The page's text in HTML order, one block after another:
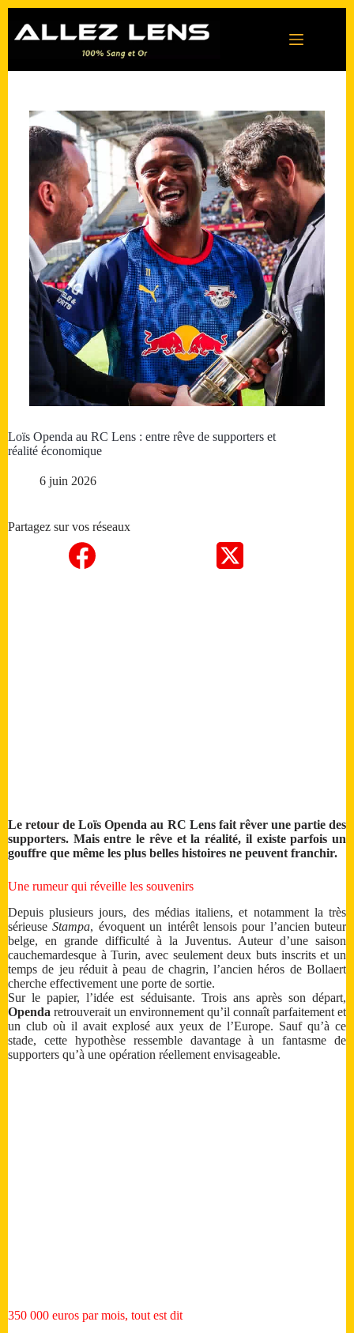
contenu
Loïs Openda au RC Lens : entre rêve de supporters et
réalité économique
6 juin 2026
Partagez sur vos réseaux
Le retour de Loïs Openda au RC Lens fait rêver une partie des
supporters. Mais entre le rêve et la réalité, il existe parfois un
gouffre que même les plus belles histoires ne peuvent franchir.
Une rumeur qui réveille les souvenirs
Depuis plusieurs jours, des médias italiens, et notamment la très
sérieuseStampa, évoquent un intérêt lensois pour l’ancien buteur
belge, en grande difficulté à la Juventus. Auteur d’une saison
cauchemardesque à Turin, avec seulement deux buts inscrits et un
temps de jeu réduit à peau de chagrin, l’ancien héros de Bollaert
cherche effectivement une porte de sortie.
Sur le papier, l’idée est séduisante. Trois ans après son départ,
Openda retrouverait un environnement qu’il connaît parfaitement et
un club où il avait explosé aux yeux de l’Europe. Sauf qu’à ce
stade, cette hypothèse ressemble davantage à un fantasme de
supporters qu’à une opération réellement envisageable.
350 000 euros par mois, tout est dit